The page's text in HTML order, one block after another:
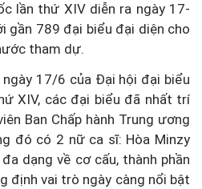
lần thứ XIV diễn ra ngày 17-
gần 789 đại biểu đại diện cho
tham dự.
ngày 17/6 của Đại hội đại biểu
XIV, các đại biểu đã nhất trí
Ban Chấp hành Trung ương
đó có 2 nữ ca sĩ: Hòa Minzy
dạng về cơ cấu, thành phần
định vai trò ngày càng nổi bật